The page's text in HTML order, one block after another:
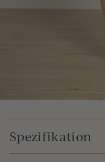
Spezifikation